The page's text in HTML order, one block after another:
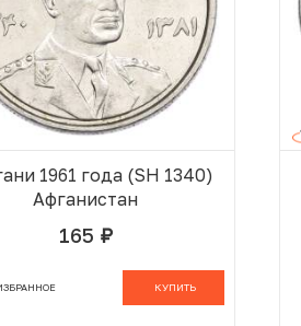
1961 года (SH 1340)
Афганистан
165 руб.
КУПИТЬ